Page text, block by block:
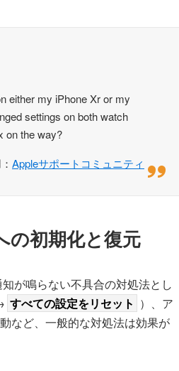
either my iPhone Xr or my
settings on both watch
on the way?
Appleサポートコミュニティ
の初期化と復元
が鳴らない不具合の対処法とし
すべての設定をリセット ）、ア
など、一般的な対処法は効果が